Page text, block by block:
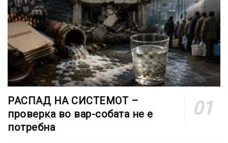
РАСПАД НА СИСТЕМОТ –
проверка во вар-собата не е
потребна